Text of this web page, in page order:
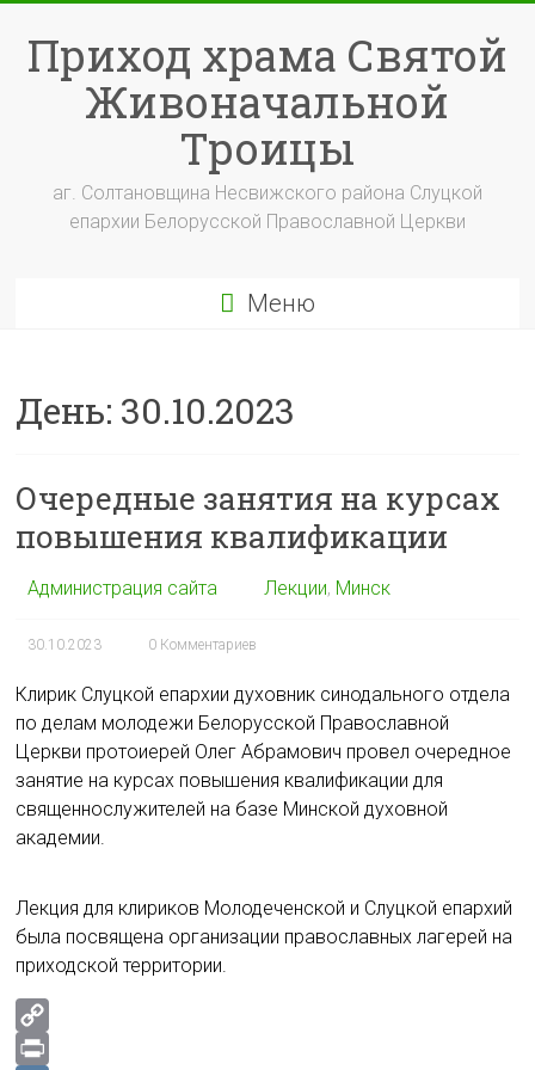
содержимому
Приход храма Святой
Живоначальной
Троицы
аг. Солтановщина Несвижского района Слуцкой
епархии Белорусской Православной Церкви
Меню
День: 30.10.2023
Очередные занятия на курсах
повышения квалификации
Администрация сайта Лекции, Минск
30.10.2023 0 Комментариев
Клирик Слуцкой епархии духовник синодального отдела
по делам молодежи Белорусской Православной
Церкви протоиерей Олег Абрамович провел очередное
занятие на курсах повышения квалификации для
священнослужителей на базе Минской духовной
академии.
Лекция для клириков Молодеченской и Слуцкой епархий
была посвящена организации православных лагерей на
приходской территории.
C